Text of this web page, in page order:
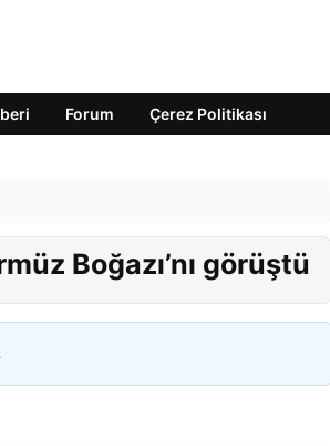
Forum Çerez Politikası
Boğazı’nı görüştü